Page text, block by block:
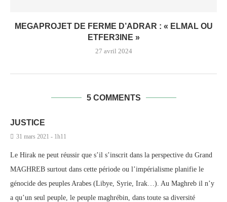
MEGAPROJET DE FERME D’ADRAR : « ELMAL OU
ETFER3INE »
27 avril 2024
5 COMMENTS
JUSTICE
31 mars 2021 - 1h11
Le Hirak ne peut réussir que s’il s’inscrit dans la perspective du Grand
MAGHREB surtout dans cette période ou l’impérialisme planifie le
génocide des peuples Arabes (Libye, Syrie, Irak…). Au Maghreb il n’y
a qu’un seul peuple, le peuple maghrébin, dans toute sa diversité